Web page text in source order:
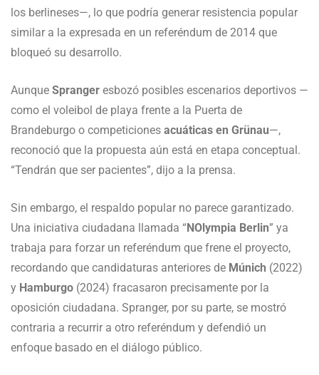
los berlineses—, lo que podría generar resistencia popular
similar a la expresada en un referéndum de 2014 que
bloqueó su desarrollo.
Aunque Spranger esbozó posibles escenarios deportivos —
como el voleibol de playa frente a la Puerta de
Brandeburgo o competiciones acuáticas en Grünau—,
reconoció que la propuesta aún está en etapa conceptual.
“Tendrán que ser pacientes”, dijo a la prensa.
Sin embargo, el respaldo popular no parece garantizado.
Una iniciativa ciudadana llamada “NOlympia Berlin” ya
trabaja para forzar un referéndum que frene el proyecto,
recordando que candidaturas anteriores de Múnich (2022)
y Hamburgo (2024) fracasaron precisamente por la
oposición ciudadana. Spranger, por su parte, se mostró
contraria a recurrir a otro referéndum y defendió un
enfoque basado en el diálogo público.